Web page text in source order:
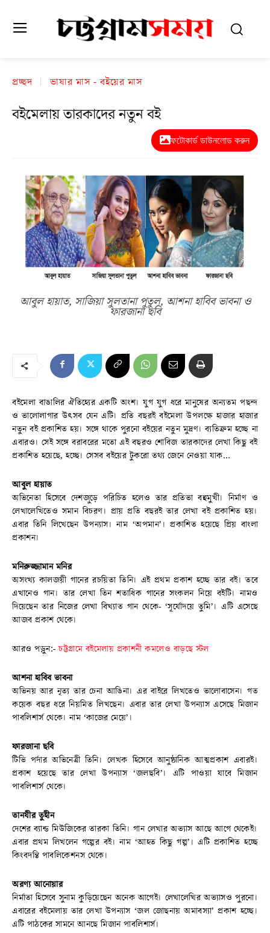
প্রচ্ছদ ভাষার মাস - বইয়ের মাস
বইমেলায় তারকাদের নতুন বই
ফটোকার্ড ডাউনলোড করুন
আবুল হায়াত, সাজিয়া সুলতানা পুতুল, আশনা হাবিব ভাবনা ও
ফারজানা ছবি
বইমেলা বাঙালির ঐতিহ্যের একটি অংশ। যুগ যুগ ধরে মানুষের অন্যতম পছন্দ
ও ভালোলাগার উৎসব যেন এটি। প্রতি বছরই বইমেলা উপলক্ষে হাজার হাজার
নতুন বই প্রকাশিত হয়। সঙ্গে থাকে পুরনো বইয়ের নতুন মুদ্রণ। ব্যতিক্রম হচ্ছে না
এবারও। সেই সঙ্গে বরাবরের মতো এই বছরও শোবিজ তারকাদের লেখা কিছু বই
প্রকাশিত হয়েছে, হচ্ছে। সেসব বইয়ের টুকরো তথ্য জেনে নেওয়া যাক…
আবুল হায়াত
অভিনেতা হিসেবে দেশজুড়ে পরিচিত হলেও তার প্রতিভা বহুমুখী। নির্মাণ ও
লেখালেখিতেও সমান বিচরণ। প্রায় প্রতি বছরই তার লেখা বই প্রকাশিত হয়।
এবার তিনি লিখেছেন উপন্যাস। নাম ‘অপমান’। প্রকাশিত হয়েছে প্রিয় বাংলা
প্রকাশন।
মনিরুজ্জামান মনির
অসংখ্য কালজয়ী গানের রচয়িতা তিনি। এই প্রথম প্রকাশ হচ্ছে তার বই। তবে
এখানেও গান। তার লেখা তিন শতাধিক গানের সংকলন নিয়ে বইটি। নামও
দিয়েছেন তার নিজের লেখা বিখ্যাত গান থেকে- ‘সূর্যোদয়ে তুমি’। এটি এসেছে
আজব প্রকাশ থেকে।
আরও পড়ুন:-চট্টগ্রামে বইমেলায় প্রকাশনী কমলেও বাড়ছে স্টল
আশনা হাবিব ভাবনা
অভিনয় আর নৃত্য তার চেনা আঙিনা। এর বাইরে লিখতেও ভালোবাসেন। গত
কয়েক বছর ধরে নিয়মিত লিখছেন। এবার তার লেখা উপন্যাস এসেছে মিজান
পাবলিশার্স থেকে। নাম ‘কাজের মেয়ে’।
ফারজানা ছবি
টিভি পর্দার অভিনেত্রী তিনি। লেখক হিসেবে আনুষ্ঠানিক আত্মপ্রকাশ এবারই।
প্রকাশ হয়েছে তার লেখা উপন্যাস ‘জলছবি’। এটি পাওয়া যাবে মিজান
পাবলিশার্স থেকে।
তানযীর তুহীন
দেশের ব্যান্ড মিউজিকের তারকা তিনি। গান লেখার অভ্যাস আছে আগে থেকেই।
এবার প্রথম লিখলেন গল্পের বই। নাম ‘আহত কিছু গল্প’। এটি প্রকাশিত হচ্ছে
কিংবদন্তি পাবলিকেশনস থেকে।
অরণ্য আনোয়ার
নির্মাতা হিসেবে সুনাম কুড়িয়েছেন অনেক আগেই। লেখালেখির অভ্যাসও পুরনো।
এবারের বইমেলায় তার লেখা উপন্যাস ‘জল জোছনায় অমাবস্যা’ প্রকাশ হচ্ছে।
এটি পাঠকের সামনে আনছে মিজান পাবলিশার্স।